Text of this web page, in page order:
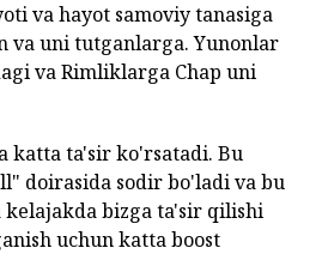
va hayot samoviy tanasiga
va uni tutganlarga. Yunonlar
va Rimliklarga Chap uni
katta ta'sir ko'rsatadi. Bu
doirasida sodir bo'ladi va bu
kelajakda bizga ta'sir qilishi
uchun katta boost